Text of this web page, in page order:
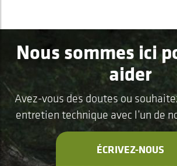
Nous sommes ici
aider
Avez-vous des doutes ou
entretien technique avec l’un de
ÉCRIVEZ-NOUS